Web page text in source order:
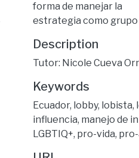
forma de manejar la
estrategia como grupo
Description
Tutor: Nicole Cueva
Keywords
Ecuador, lobby, lobista,
influencia, manejo de
LGBTIQ+, pro-vida,